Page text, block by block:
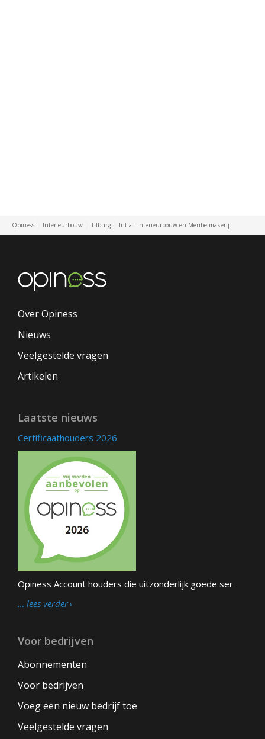
Opiness Interieurbouw Tilburg Intia - Interieurbouw en Meubelmakerij
Over Opiness
Nieuws
Veelgestelde vragen
Artikelen
Laatste nieuws
Certificaathouders 2026
Opiness Account houders die uitzonderlijk goede ser
… lees verder
Voor bedrijven
Abonnementen
Voor bedrijven
Voeg een nieuw bedrijf toe
Veelgestelde vragen